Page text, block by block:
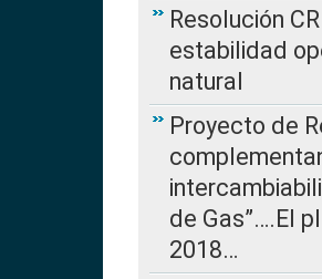
Resolución
estabilidad
natural
Proyecto de
de Gas”….El
2018…